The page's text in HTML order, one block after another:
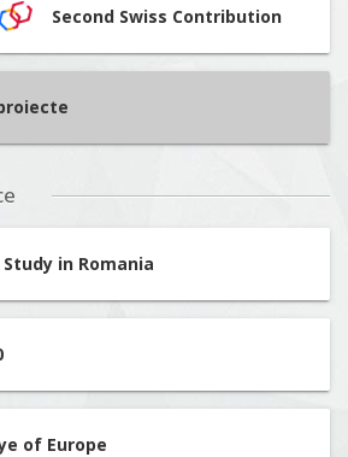
Second Swiss Contribution
Study in Romania
of Europe